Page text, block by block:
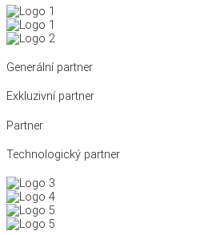
Generální partner
Exkluzivní partner
Partner
Technologický partner